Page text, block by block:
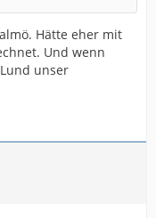
Hätte eher mit
Und wenn
unser